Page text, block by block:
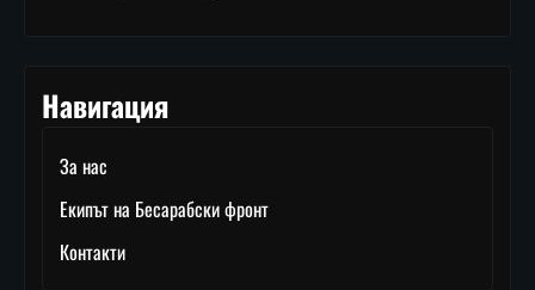
Навигация
За нас
Екипът на Бесарабски фронт
Контакти